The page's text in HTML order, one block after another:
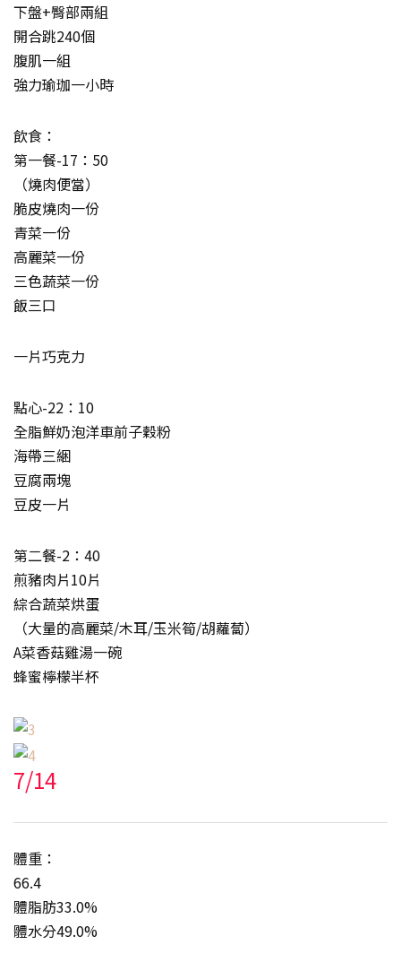
下盤+臀部兩組
開合跳240個
腹肌一組
強力瑜珈一小時
飲食：
第一餐-17：50
（燒肉便當）
脆皮燒肉一份
青菜一份
高麗菜一份
三色蔬菜一份
飯三口
一片巧克力
點心-22：10
全脂鮮奶泡洋車前子穀粉
海帶三綑
豆腐兩塊
豆皮一片
第二餐-2：40
煎豬肉片10片
綜合蔬菜烘蛋
（大量的高麗菜/木耳/玉米筍/胡蘿蔔）
A菜香菇雞湯一碗
蜂蜜檸檬半杯
7/14
體重：
66.4
體脂肪33.0%
體水分49.0%